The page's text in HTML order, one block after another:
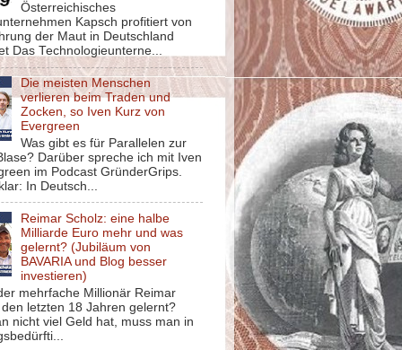
Österreichisches
Kapsch profitiert von
der Maut in Deutschland
Das Technologieunterne...
Die meisten Menschen
verlieren beim Traden und
Zocken, so Iven Kurz von
Evergreen
Was gibt es für Parallelen zur
Darüber spreche ich mit Iven
im Podcast GründerGrips.
In Deutsch...
Reimar Scholz: eine halbe
Milliarde Euro mehr und was
gelernt? (Jubiläum von
BAVARIA und Blog besser
investieren)
mehrfache Millionär Reimar
letzten 18 Jahren gelernt?
nicht viel Geld hat, muss man in